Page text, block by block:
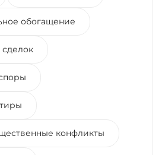
обогащение
конфликты